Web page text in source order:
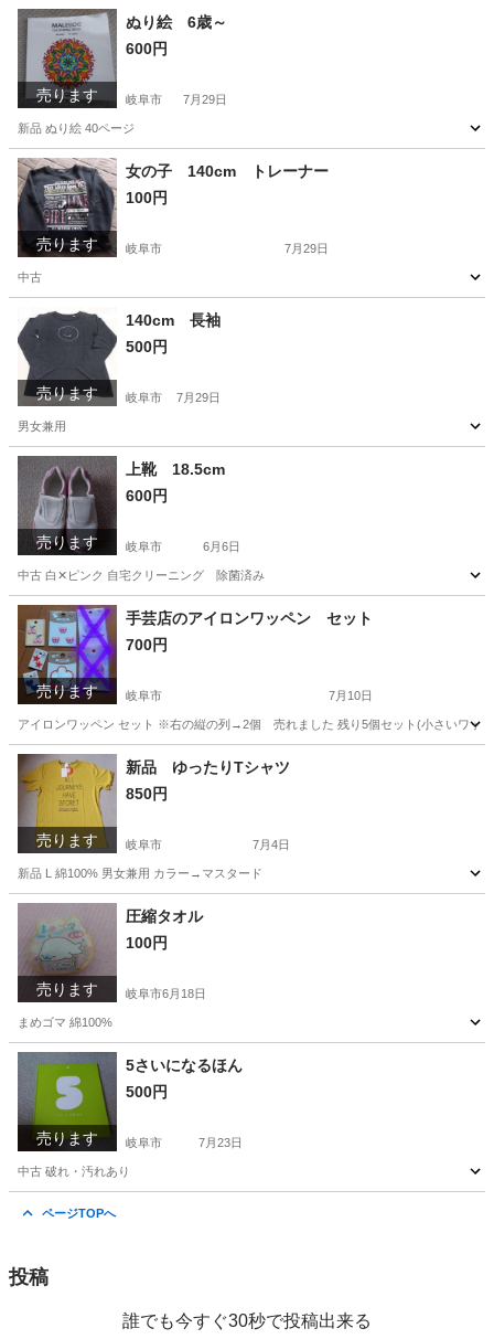
岐阜 岐阜市 ジーンズ/デニム
売ります
ぬり絵 6歳～
600円
岐阜市 7月29日
新品 ぬり絵 40ページ
岐阜 岐阜市 その他
売ります
女の子 140cm トレーナー
100円
岐阜市 7月29日
中古
岐阜 岐阜市 キッズ用品
売ります
140cm 長袖
500円
岐阜市 7月29日
男女兼用
岐阜 岐阜市 キッズ用品
売ります
上靴 18.5cm
600円
岐阜市 6月6日
中古 白✕ピンク 自宅クリーニング 除菌済み
岐阜 岐阜市 キッズ用品
売ります
手芸店のアイロンワッペン セット
700円
岐阜市 7月10日
アイロンワッペン セット ※右の縦の列→2個 売れました 残り5個セット(小さいワッ
岐阜 岐阜市 その他 ワッペン
売ります
新品 ゆったりTシャツ
850円
岐阜市 7月4日
新品 L 綿100% 男女兼用 カラー→マスタード
岐阜 岐阜市 シャツ
売ります
圧縮タオル
100円
岐阜市6月18日
まめゴマ 綿100%
岐阜 岐阜市 その他 タオル
売ります
5さいになるほん
500円
岐阜市 7月23日
中古 破れ・汚れあり
ページTOPへ
投稿
誰でも今すぐ30秒で投稿出来る